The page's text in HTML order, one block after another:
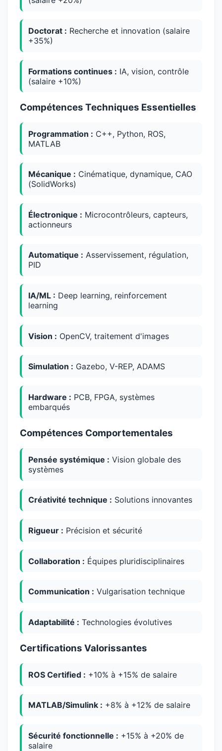
Doctorat : Recherche et innovation (salaire
+35%)
Formations continues : IA, vision, contrôle
(salaire +10%)
Compétences Techniques Essentielles
Programmation : C++, Python, ROS,
MATLAB
Mécanique : Cinématique, dynamique, CAO
(SolidWorks)
Électronique : Microcontrôleurs, capteurs,
actionneurs
Automatique : Asservissement, régulation,
PID
IA/ML : Deep learning, reinforcement
learning
Vision : OpenCV, traitement d'images
Simulation : Gazebo, V-REP, ADAMS
Hardware : PCB, FPGA, systèmes
embarqués
Compétences Comportementales
Pensée systémique : Vision globale des
systèmes
Créativité technique : Solutions innovantes
Rigueur : Précision et sécurité
Collaboration : Équipes pluridisciplinaires
Communication : Vulgarisation technique
Adaptabilité : Technologies évolutives
Certifications Valorissantes
ROS Certified : +10% à +15% de salaire
MATLAB/Simulink : +8% à +12% de salaire
Sécurité fonctionnelle : +15% à +20% de
salaire